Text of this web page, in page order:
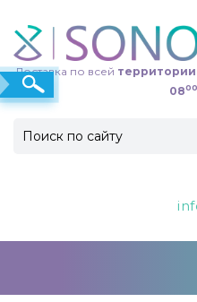
Доставка по всей
0800